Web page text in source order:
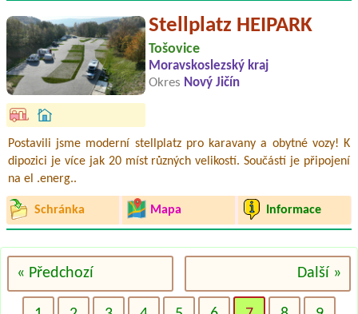
Stellplatz HEIPARK
Tošovice
Moravskoslezský kraj
Okres Nový Jičín
Postavili jsme moderní stellplatz pro karavany a obytné vozy! K
dipozici je více jak 20 míst různých velikostí. Součástí je připojení
na el .energ..
Schránka Mapa Informace
« Předchozí Další »